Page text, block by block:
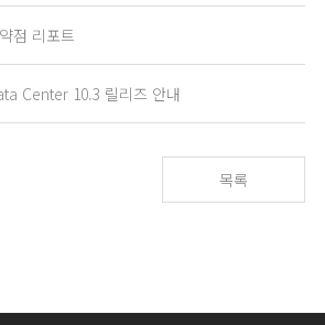
점 리포트
Center 10.3 릴리즈 안내
목록